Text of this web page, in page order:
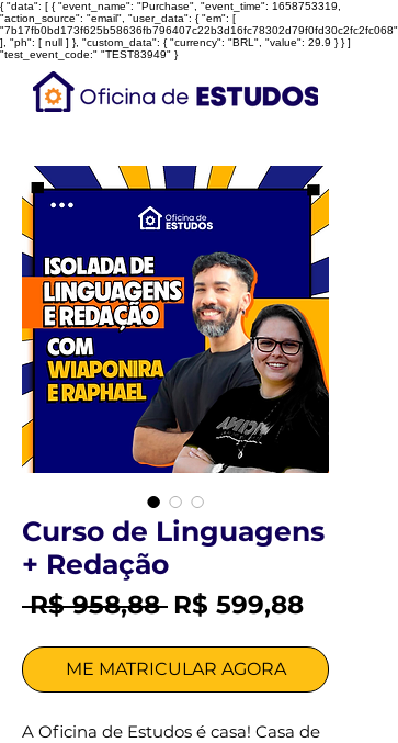
{ "data": [ { "event_name": "Purchase", "event_time": 1658753319,
"action_source": "email", "user_data": { "em": [
"7b17fb0bd173f625b58636fb796407c22b3d16fc78302d79f0fd30c2fc2fc068"
], "ph": [ null ] }, "custom_data": { "currency": "BRL", "value": 29.9 } } ]
"test_event_code:" "TEST83949" }
Curso de Linguagens
+ Redação
R$ 958,88 Preço
R$ 599,88Preço
ME MATRICULAR AGORA
A Oficina de Estudos é casa! Casa de